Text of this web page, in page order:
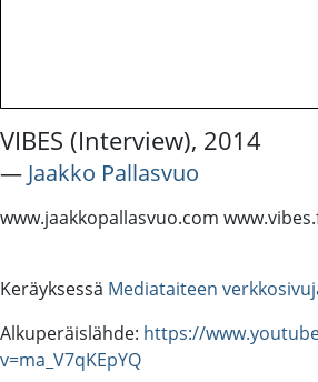
VIBES (Interview), 2014
― Jaakko Pallasvuo
www.jaakkopallasvuo.com
Keräyksessä Mediataiteen
Alkuperäislähde: https://
v=ma_V7qKEpYQ